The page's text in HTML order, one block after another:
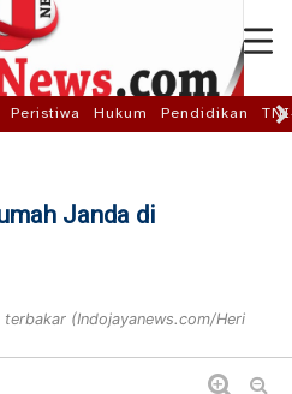
Peristiwa Hukum Pendidikan
Janda di
(Indojayanews.com/Heri